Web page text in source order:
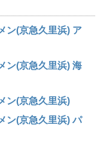
ン(京急久里浜) ア
ン(京急久里浜) 海
ン(京急久里浜)
ン(京急久里浜) パ